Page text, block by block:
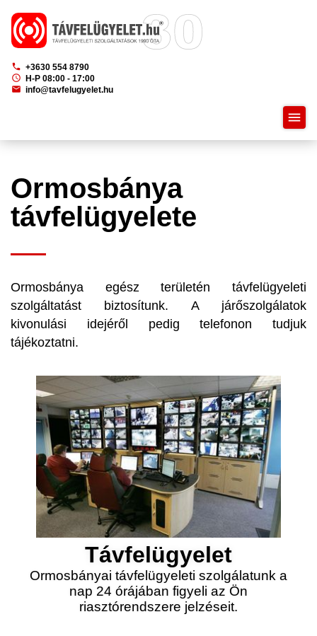
phone +3630 554 8790
schedule
H-P 08:00 - 17:00
mail info@tavfelugyelet.hu
menu
Ormosbánya
távfelügyelete
Ormosbánya egész területén távfelügyeleti
szolgáltatást biztosítunk. A járőszolgálatok
kivonulási idejéről pedig telefonon tudjuk
tájékoztatni.
Távfelügyelet
Ormosbányai távfelügyeleti szolgálatunk a
nap 24 órájában figyeli az Ön
riasztórendszere jelzéseit.